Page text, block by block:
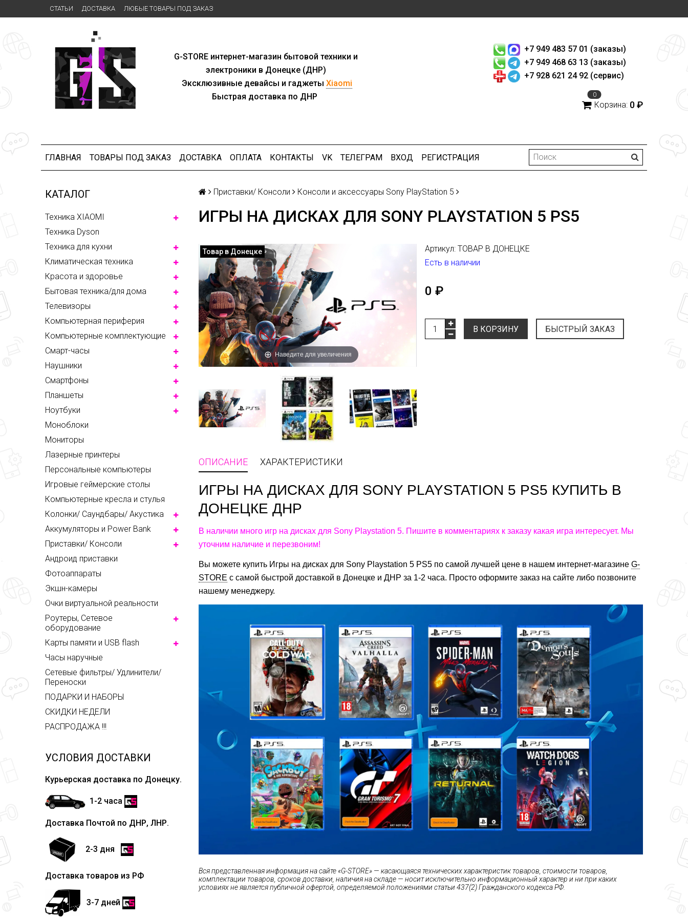
СТАТЬИ ДОСТАВКА ЛЮБЫЕ ТОВАРЫ ПОД ЗАКАЗ
G-STOREинтернет-магазин бытовой техники и
электроники в Донецке (ДНР)
Эксклюзивные девайсы и гаджеты Xiaomi
Быстрая доставка по ДНР
+7 949 483 57 01 (заказы)
+7 949 468 63 13 (заказы)
+7 928 621 24 92 (сервис)
0
Корзина: 0 ₽
ГЛАВНАЯ ТОВАРЫ ПОД ЗАКАЗ ДОСТАВКА ОПЛАТА КОНТАКТЫ VK ТЕЛЕГРАМ ВХОД РЕГИСТРАЦИЯ
КАТАЛОГ
Техника XIAOMI
Техника Dyson
Техника для кухни
Климатическая техника
Красота и здоровье
Бытовая техника/для дома
Телевизоры
Компьютерная периферия
Компьютерные комплектующие
Смарт-часы
Наушники
Смартфоны
Планшеты
Ноутбуки
Моноблоки
Мониторы
Лазерные принтеры
Персональные компьютеры
Игровые геймерские столы
Компьютерные кресла и стулья
Колонки/ Саундбары/ Акустика
Аккумуляторы и Power Bank
Приставки/ Консоли
Андроид приставки
Фотоаппараты
Экшн-камеры
Очки виртуальной реальности
Роутеры, Сетевое
оборудование
Карты памяти и USB flash
Часы наручные
Сетевые фильтры/ Удлинители/
Переноски
ПОДАРКИ И НАБОРЫ
СКИДКИ НЕДЕЛИ
РАСПРОДАЖА !!!
УСЛОВИЯ ДОСТАВКИ
Курьерская доставка по Донецку.
1-2 часа
Доставка Почтой по ДНР, ЛНР.
2-3 дня
Доставка товаров из РФ
3-7 дней
Приставки/ Консоли Консоли и аксессуары Sony PlayStation 5
ИГРЫ НА ДИСКАХ ДЛЯ SONY PLAYSTATION 5 PS5
Товар в Донецке
Наведите для увеличения
Артикул: ТОВАР В ДОНЕЦКЕ
Есть в наличии
0 ₽
В КОРЗИНУ БЫСТРЫЙ ЗАКАЗ
ОПИСАНИЕ ХАРАКТЕРИСТИКИ
ИГРЫ НА ДИСКАХ ДЛЯ SONY PLAYSTATION 5 PS5 КУПИТЬ В
ДОНЕЦКЕ ДНР
В наличии много игр на дисках для Sony Playstation 5. Пишите в комментариях к заказу какая игра интересует. Мы
уточним наличие и перезвоним!
Вы можете купить Игры на дисках для Sony Playstation 5 PS5 по самой лучшей цене в нашем интернет-магазине G-
STORE с самой быстрой доставкой в Донецке и ДНР за 1-2 часа. Просто оформите заказ на сайте либо позвоните
нашему менеджеру.
Вся представленная информация на сайте «G-STORE» — касающаяся технических характеристик товаров, стоимости товаров,
комплектации товаров, сроков доставки, наличия на складе — носит исключительно информационный характер и ни при каких
условиях не является публичной офертой, определяемой положениями статьи 437(2) Гражданского кодекса РФ.